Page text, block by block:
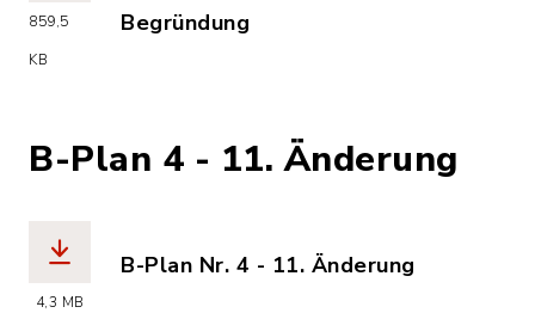
859,5
KB
Begründung
B-Plan 4 - 11. Änderung
4,3 MB
B-Plan Nr. 4 - 11. Änderung